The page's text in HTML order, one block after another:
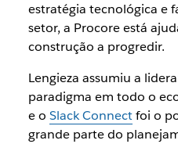
estratégia tecnológica e
setor, a Procore está
construção a progredir.
Lengieza assumiu a
paradigma em todo o
e o Slack Connectfoi o
grande parte do